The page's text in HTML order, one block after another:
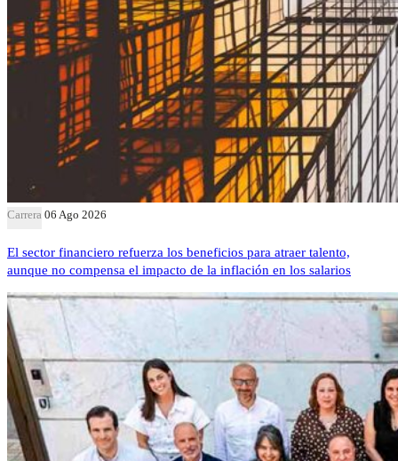
Carrera 06 Ago 2026
El sector financiero refuerza los beneficios para atraer talento,
aunque no compensa el impacto de la inflación en los salarios